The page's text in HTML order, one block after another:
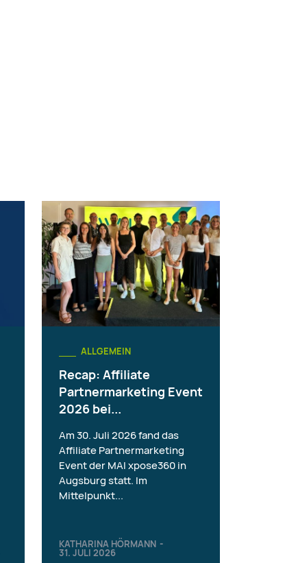
ALLGEMEIN
Recap: Affiliate
Partnermarketing Event
2026 bei...
KATHARINA HÖRMANN -
31. JULI 2026
Am 30. Juli 2026 fand das
Affiliate Partnermarketing
Event der MAI xpose360 in
Augsburg statt. Im
Mittelpunkt...